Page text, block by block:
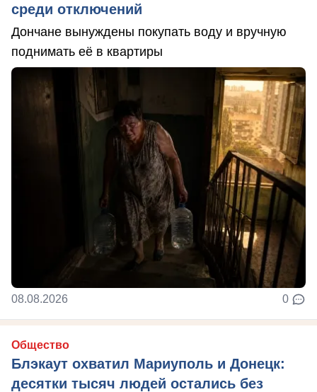
среди отключений
Дончане вынуждены покупать воду и вручную
поднимать её в квартиры
08.08.2026 0
Общество
Блэкаут охватил Мариуполь и Донецк:
десятки тысяч людей остались без